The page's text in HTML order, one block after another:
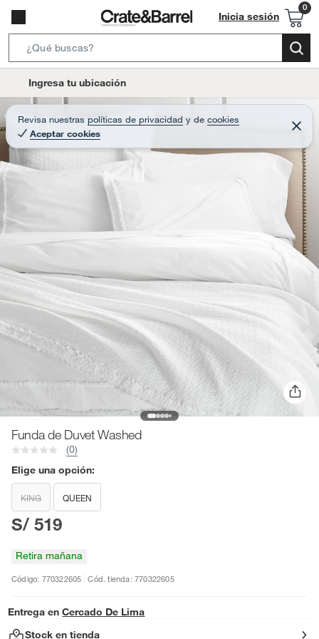
Inicia sesión
e
r
c
B
o
t
i
-
i
o
n
Ingresa tu ubicación
Revisa nuestras políticas de privacidad y de cookies
Aceptar cookies
C
e
r
a
r
Funda de Duvet Washed
(0)
Elige una opción:
KING QUEEN
S/ 519
Retira mañana
Código: 770322605 Cód. tienda: 770322605
Entrega en Cercado De Lima
Stock en tienda